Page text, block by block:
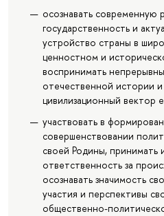
осознавать современную
государственность и
устройство страны в
ценностном и
воспринимать
отечественной истории
цивилизационный вектор
участвовать в
совершенствовании
своей Родины, принимать
ответственность за
осознавать значимость
участия и перспективы
общественно-